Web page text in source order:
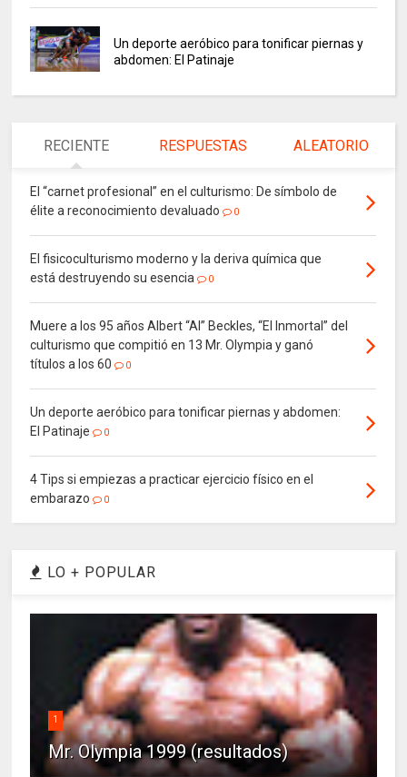
Un deporte aeróbico para tonificar piernas y
abdomen: El Patinaje
RECIENTE RESPUESTAS ALEATORIO
El “carnet profesional” en el culturismo: De símbolo de
élite a reconocimiento devaluado
0
El fisicoculturismo moderno y la deriva química que
está destruyendo su esencia
0
Muere a los 95 años Albert “Al” Beckles, “El Inmortal” del
culturismo que compitió en 13 Mr. Olympia y ganó
títulos a los 60
0
Un deporte aeróbico para tonificar piernas y abdomen:
El Patinaje
0
4 Tips si empiezas a practicar ejercicio físico en el
embarazo
0
LO + POPULAR
1
Mr. Olympia 1999 (resultados)